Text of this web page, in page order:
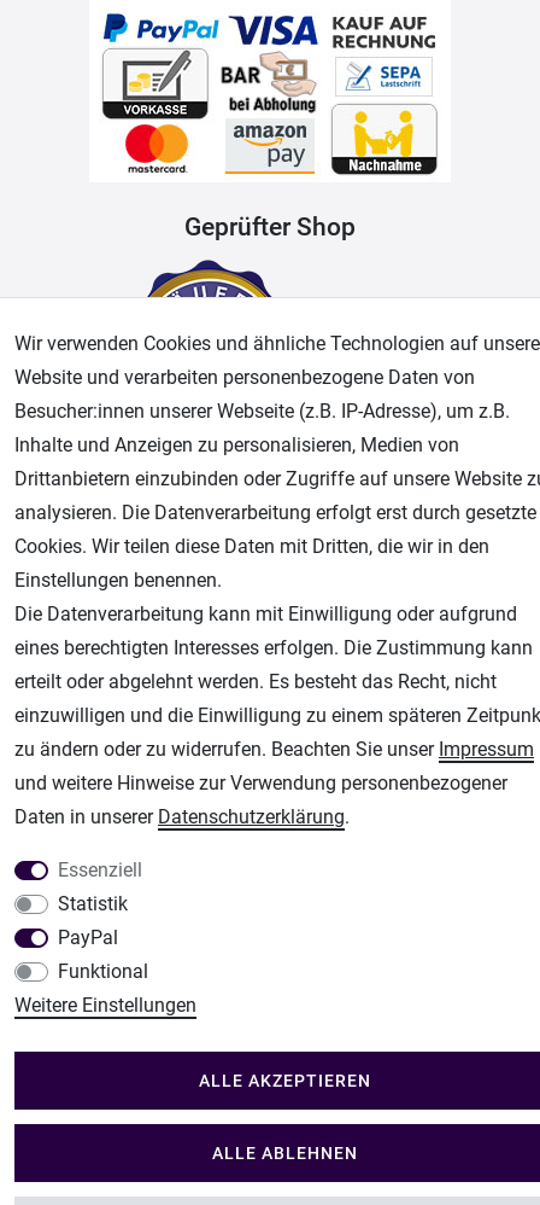
Geprüfter Shop
Airbrush-City
Fachhandel für: Airbrushpistolen, Kompressoren, Airbrushfarben
Modellbau-City
Modellbau Shop
Plotter-City
Schneideplotter, Transferpressen, Siebdruck und Plotterfolien
Im Shop Kaufen
Wir verwenden Cookies und ähnliche Technologien auf
Website und verarbeiten personenbezogene Daten von
Besucher:innen unserer Webseite (z.B. IP-Adresse), um z.B.
Inhalte und Anzeigen zu personalisieren, Medien von
Drittanbietern einzubinden oder Zugriffe auf unsere Website
analysieren. Die Datenverarbeitung erfolgt erst durch gesetzte
Cookies. Wir teilen diese Daten mit Dritten, die wir in den
Einstellungen benennen.
Die Datenverarbeitung kann mit Einwilligung oder aufgrund
eines berechtigten Interesses erfolgen. Die Zustimmung kann
erteilt oder abgelehnt werden. Es besteht das Recht, nicht
einzuwilligen und die Einwilligung zu einem späteren
zu ändern oder zu widerrufen. Beachten Sie unser Impressum
und weitere Hinweise zur Verwendung personenbezogener
Daten in unserer Daten­schutz­erklärung.
Essenziell
Statistik
PayPal
Funktional
Weitere Einstellungen
ALLE AKZEPTIEREN
ALLE ABLEHNEN